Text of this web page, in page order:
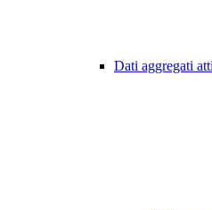
Dati aggregati